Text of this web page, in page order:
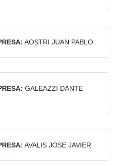
AOSTRI JUAN PABLO
GALEAZZI DANTE
AVALIS JOSE JAVIER